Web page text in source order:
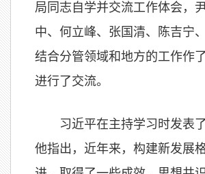
局同志自学并交流工作体会，
中、何立峰、张国清、陈吉宁
结合分管领域和地方的工作作
进行了交流。
习近平在主持学习时发表
他指出，近年来，构建新发展